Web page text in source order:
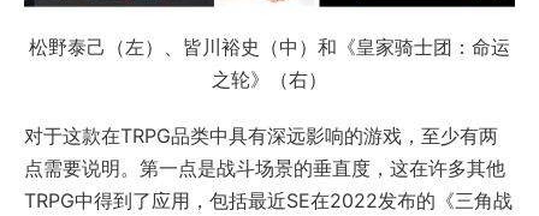
松野泰己（左）、皆川裕史（中）和《皇家骑士团：命运
之轮》（右）
对于这款在TRPG品类中具有深远影响的游戏，至少有两
点需要说明。第一点是战斗场景的垂直度，这在许多其他
TRPG中得到了应用，包括最近SE在2022发布的《三角战